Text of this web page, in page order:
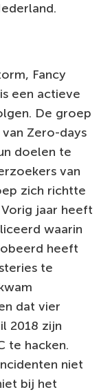
Fancy
een actieve
De groep
Zero-days
doelen te
van
zich richtte
Vorig jaar heeft
waarin
heeft
te
dat vier
2018 zijn
te hacken.
niet
bij het